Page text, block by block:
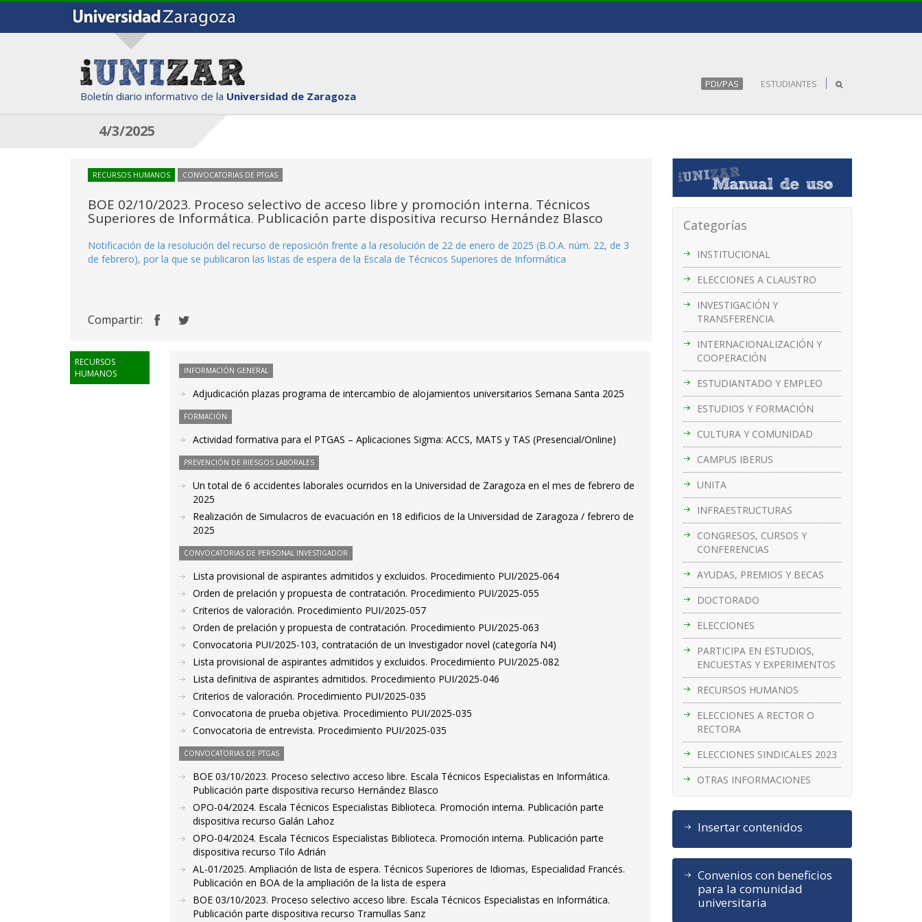
Boletín diario informativo de la Universidad de Zaragoza
PDI/PAS ESTUDIANTES
4/3/2025
Categorías
INSTITUCIONAL
ELECCIONES A CLAUSTRO
INVESTIGACIÓN Y
TRANSFERENCIA
INTERNACIONALIZACIÓN Y
COOPERACIÓN
ESTUDIANTADO Y EMPLEO
ESTUDIOS Y FORMACIÓN
CULTURA Y COMUNIDAD
CAMPUS IBERUS
UNITA
INFRAESTRUCTURAS
CONGRESOS, CURSOS Y
CONFERENCIAS
AYUDAS, PREMIOS Y BECAS
DOCTORADO
ELECCIONES
PARTICIPA EN ESTUDIOS,
ENCUESTAS Y EXPERIMENTOS
RECURSOS HUMANOS
ELECCIONES A RECTOR O
RECTORA
ELECCIONES SINDICALES 2023
OTRAS INFORMACIONES
Insertar contenidos
Convenios con beneficios
para la comunidad
universitaria
RECURSOS HUMANOS CONVOCATORIAS DE PTGAS
BOE 02/10/2023. Proceso selectivo de acceso libre y promoción interna. Técnicos
Superiores de Informática. Publicación parte dispositiva recurso Hernández Blasco
Notificación de la resolución del recurso de reposición frente a la resolución de 22 de enero de 2025 (B.O.A. núm. 22, de 3
de febrero), por la que se publicaron las listas de espera de la Escala de Técnicos Superiores de Informática
Compartir:
RECURSOS
HUMANOS
INFORMACIÓN GENERAL
Adjudicación plazas programa de intercambio de alojamientos universitarios Semana Santa 2025
FORMACIÓN
Actividad formativa para el PTGAS – Aplicaciones Sigma: ACCS, MATS y TAS (Presencial/Online)
PREVENCIÓN DE RIESGOS LABORALES
Un total de 6 accidentes laborales ocurridos en la Universidad de Zaragoza en el mes de febrero de
2025
Realización de Simulacros de evacuación en 18 edificios de la Universidad de Zaragoza / febrero de
2025
CONVOCATORIAS DE PERSONAL INVESTIGADOR
Lista provisional de aspirantes admitidos y excluidos. Procedimiento PUI/2025-064
Orden de prelación y propuesta de contratación. Procedimiento PUI/2025-055
Criterios de valoración. Procedimiento PUI/2025-057
Orden de prelación y propuesta de contratación. Procedimiento PUI/2025-063
Convocatoria PUI/2025-103, contratación de un Investigador novel (categoría N4)
Lista provisional de aspirantes admitidos y excluidos. Procedimiento PUI/2025-082
Lista definitiva de aspirantes admitidos. Procedimiento PUI/2025-046
Criterios de valoración. Procedimiento PUI/2025-035
Convocatoria de prueba objetiva. Procedimiento PUI/2025-035
Convocatoria de entrevista. Procedimiento PUI/2025-035
CONVOCATORIAS DE PTGAS
BOE 03/10/2023. Proceso selectivo acceso libre. Escala Técnicos Especialistas en Informática.
Publicación parte dispositiva recurso Hernández Blasco
OPO-04/2024. Escala Técnicos Especialistas Biblioteca. Promoción interna. Publicación parte
dispositiva recurso Galán Lahoz
OPO-04/2024. Escala Técnicos Especialistas Biblioteca. Promoción interna. Publicación parte
dispositiva recurso Tilo Adrián
AL-01/2025. Ampliación de lista de espera. Técnicos Superiores de Idiomas, Especialidad Francés.
Publicación en BOA de la ampliación de la lista de espera
BOE 03/10/2023. Proceso selectivo acceso libre. Escala Técnicos Especialistas en Informática.
Publicación parte dispositiva recurso Tramullas Sanz